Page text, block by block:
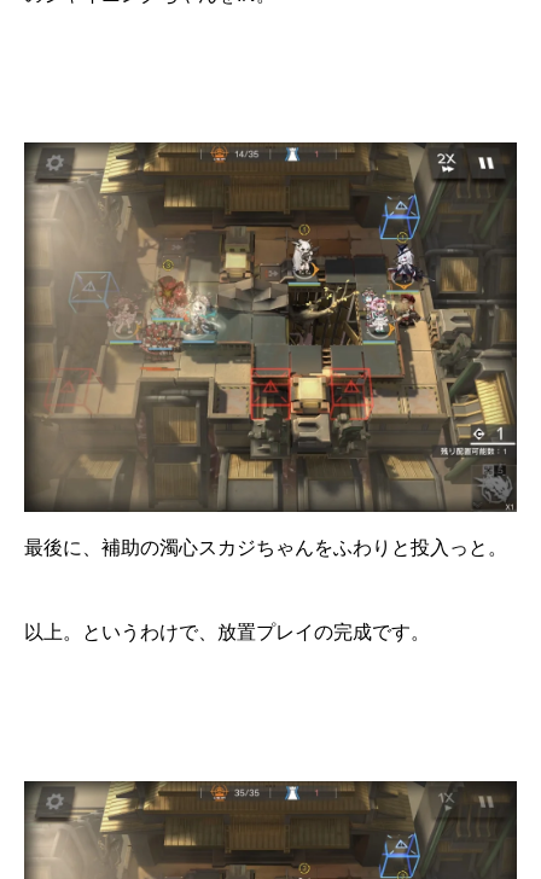
最後に、補助の濁心スカジちゃんをふわりと投入っと。
以上。というわけで、放置プレイの完成です。